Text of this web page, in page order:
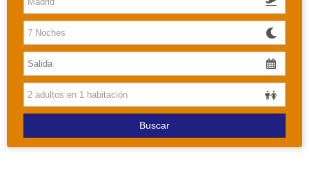
CARIBE
CANARIAS
BALEARES
PAQUETES
Buscar